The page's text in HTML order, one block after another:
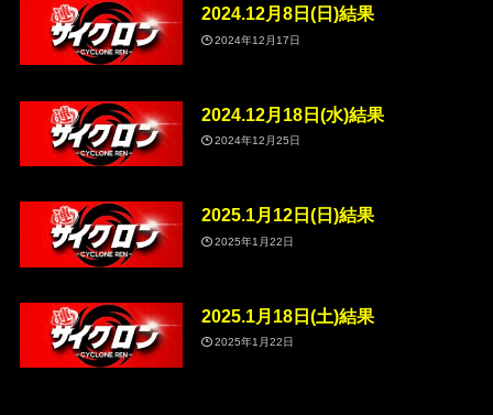
2024.12月8日(日)結果
2024年12月17日
2024.12月18日(水)結果
2024年12月25日
2025.1月12日(日)結果
2025年1月22日
2025.1月18日(土)結果
2025年1月22日